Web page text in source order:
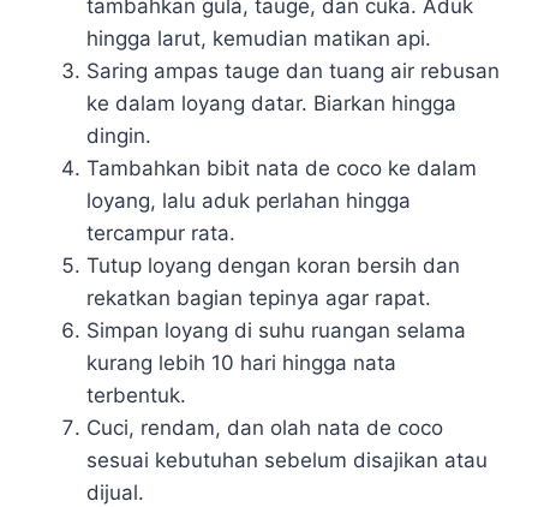
tambahkan gula, tauge, dan cuka. Aduk
hingga larut, kemudian matikan api.
Saring ampas tauge dan tuang air rebusan
ke dalam loyang datar. Biarkan hingga
dingin.
Tambahkan bibit nata de coco ke dalam
loyang, lalu aduk perlahan hingga
tercampur rata.
Tutup loyang dengan koran bersih dan
rekatkan bagian tepinya agar rapat.
Simpan loyang di suhu ruangan selama
kurang lebih 10 hari hingga nata
terbentuk.
Cuci, rendam, dan olah nata de coco
sesuai kebutuhan sebelum disajikan atau
dijual.